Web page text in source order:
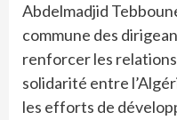
Abdelmadjid
commune des
renforcer les
solidarité entre
les efforts de